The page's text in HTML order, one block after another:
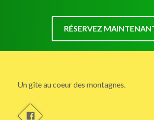
RÉSERVEZ
Un gîte au coeur des montagnes.